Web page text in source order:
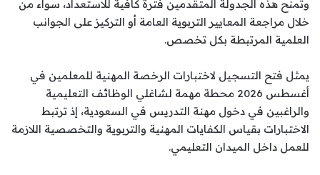
وتمنح هذه الجدولة المتقدمين فترة كافية للاستعداد، سواء من
خلال مراجعة المعايير التربوية العامة أو التركيز على الجوانب
العلمية المرتبطة بكل تخصص.
يمثل فتح التسجيل لاختبارات الرخصة المهنية للمعلمين في
أغسطس 2026 محطة مهمة لشاغلي الوظائف التعليمية
والراغبين في دخول مهنة التدريس في السعودية، إذ ترتبط
الاختبارات بقياس الكفايات المهنية والتربوية والتخصصية اللازمة
للعمل داخل الميدان التعليمي.